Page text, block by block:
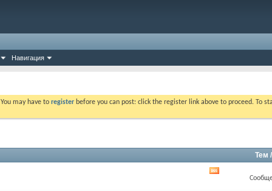
Навигация
may have to register before you can post: click the register link above to proceed. To
Тем